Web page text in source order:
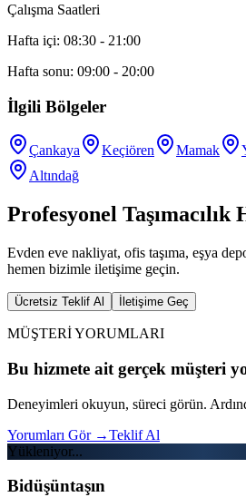
Çalışma Saatleri
Hafta içi: 08:30 - 21:00
Hafta sonu: 09:00 - 20:00
İlgili Bölgeler
Çankaya Keçiören Mamak
Altındağ
Profesyonel
Evden eve nakliyat, ofis taşıma, eşya
hemen bizimle iletişime geçin.
Ücretsiz Teklif Al İletişime Geç
MÜŞTERİ YORUMLARI
Bu hizmete ait gerçek müşteri
Deneyimleri okuyun, süreci görün.
Yorumları Gör →Teklif Al
Yükleniyor...
Bidüşüntaşın